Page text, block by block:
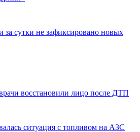
за сутки не зафиксировано новых
восстановили лицо после ДТП
ситуация с топливом на АЗС